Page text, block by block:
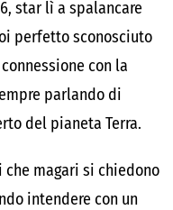
star lì a spalancare
perfetto sconosciuto
con la
parlando di
del pianeta Terra.
magari si chiedono
intendere con un